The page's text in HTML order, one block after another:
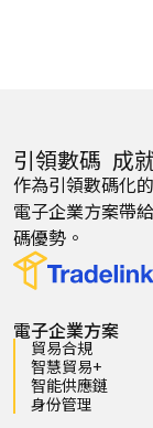
引領數碼 成
作為引領數碼化
電子企業方案帶
碼優勢。
電子企業方案
貿易合規
智慧貿易+
智能供應鏈
身份管理